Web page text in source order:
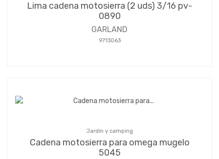
Lima cadena motosierra (2 uds) 3/16 pv-
0890
GARLAND
9713063
Jardín y camping
Cadena motosierra para omega mugelo
5045